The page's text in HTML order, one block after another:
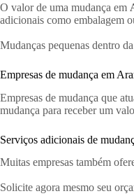
O valor de uma mudança em
adicionais como embalagem
Mudanças pequenas dentro
Empresas de mudança em
Empresas de mudança que
mudança para receber um
Serviços adicionais de
Muitas empresas também
Solicite agora mesmo seu